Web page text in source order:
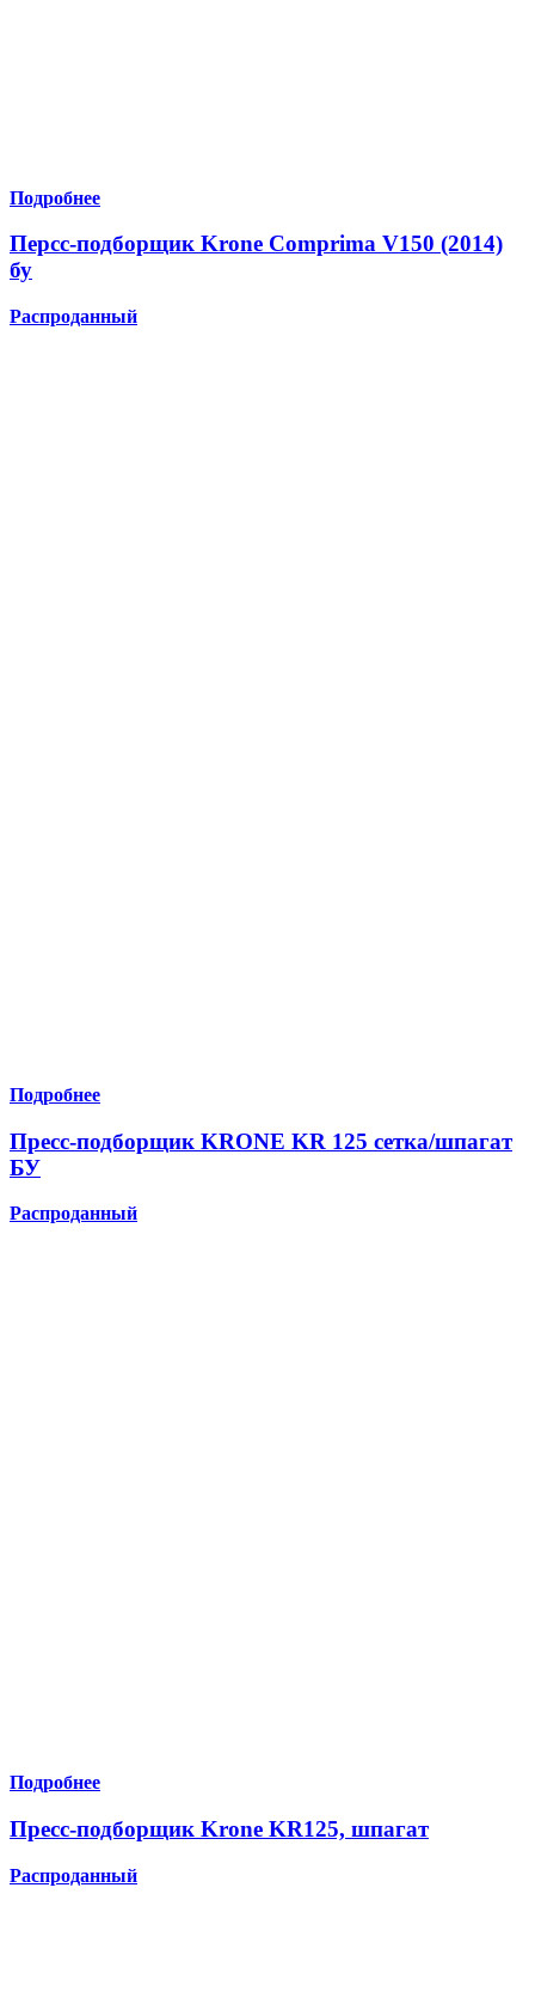
Подробнее
Персс-подборщик Krone Comprima V150 (2014)
бу
Распроданный
Подробнее
Пресс-подборщик KRONE KR 125 сетка/шпагат
БУ
Распроданный
Подробнее
Пресс-подборщик Krone KR125, шпагат
Распроданный